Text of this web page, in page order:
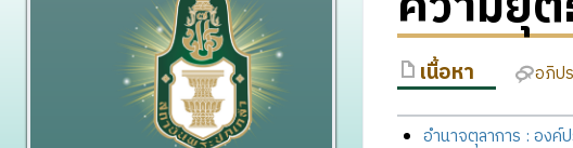
เนื้อหา อภิป
อำนาจตุลาการ : องค์